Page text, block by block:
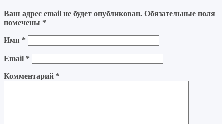
Ваш адрес email не будет опубликован. Обязательные поля
помечены *
Имя *
Email *
Комментарий *